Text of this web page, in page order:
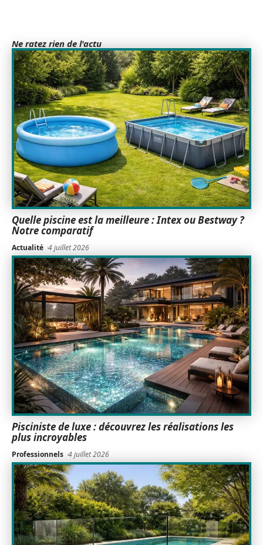
Ne ratez rien de l'actu
Quelle piscine est la meilleure : Intex ou Bestway ?
Notre comparatif
Actualité 4 juillet 2026
Pisciniste de luxe : découvrez les réalisations les
plus incroyables
Professionnels 4 juillet 2026